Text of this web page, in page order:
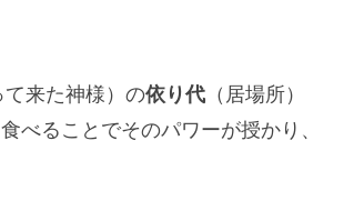
来た神様）の依り代 （居場所）
べることでそのパワーが授かり、